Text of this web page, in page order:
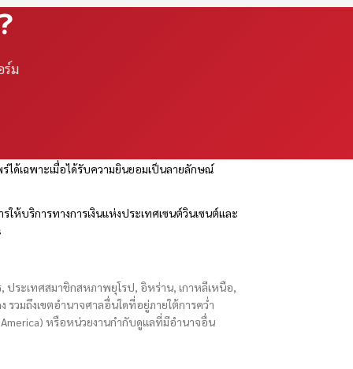
ร์ม
ได้เฉพาะเมื่อได้รับความยินยอมเป็นลายลักษณ์
ห้บริการทางการเงินแห่งประเทศเซนต์วินเซนต์และ
ประเทศสมาชิกสหภาพยุโรป, อิหร่าน, เกาหลีเหนือ,
รวมถึงเขตอำนาจศาลอื่นใดที่อยู่ภายใต้การคว่ำ
หรือหน่วยงานกำกับดูแลที่มีอำนาจอื่น